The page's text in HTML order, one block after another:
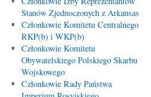
Stanów Zjednoczonych z Arkansas
Członkowie Komitetu Centralnego
RKP(b) i WKP(b)
Członkowie Komitetu
Obywatelskiego Polskiego Skarbu
Wojskowego
Członkowie Rady Państwa